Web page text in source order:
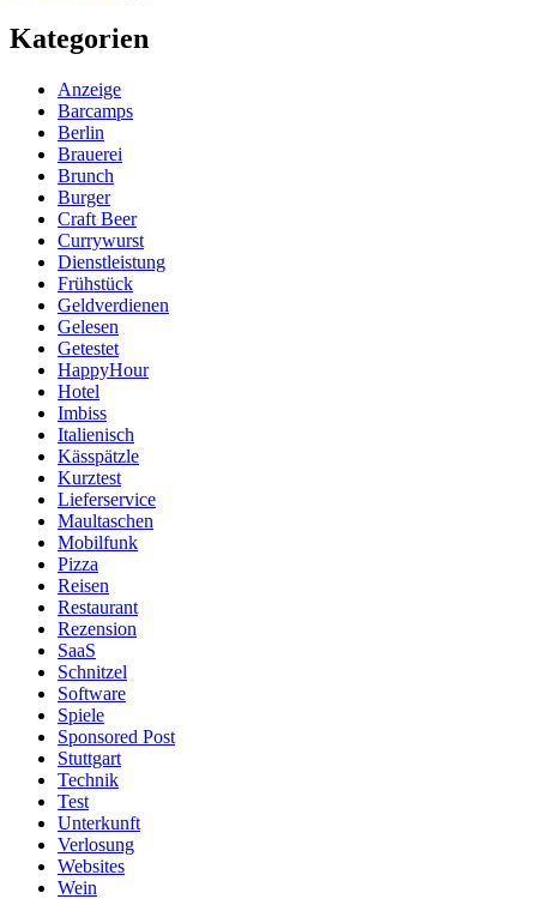
Kategorien
Anzeige
Barcamps
Berlin
Brauerei
Brunch
Burger
Craft Beer
Currywurst
Dienstleistung
Frühstück
Geldverdienen
Gelesen
Getestet
HappyHour
Hotel
Imbiss
Italienisch
Kässpätzle
Kurztest
Lieferservice
Maultaschen
Mobilfunk
Pizza
Reisen
Restaurant
Rezension
SaaS
Schnitzel
Software
Spiele
Sponsored Post
Stuttgart
Technik
Test
Unterkunft
Verlosung
Websites
Wein